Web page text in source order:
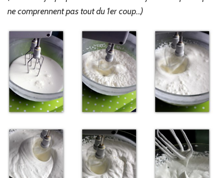
ne comprennent pas tout du 1er coup…)